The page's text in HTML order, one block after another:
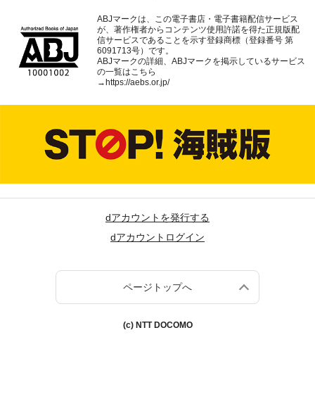
ABJマークは、この電子書店・電子書籍配信サービス
が、著作権者からコンテンツ使用許諾を得た正規版配
信サービスであることを示す登録商標（登録番号 第
6091713号）です。
ABJマークの詳細、ABJマークを掲示しているサービス
の一覧はこちら
→ https://aebs.or.jp/
dアカウントを発行する
dアカウントログイン
ページトップへ
(c) NTT DOCOMO